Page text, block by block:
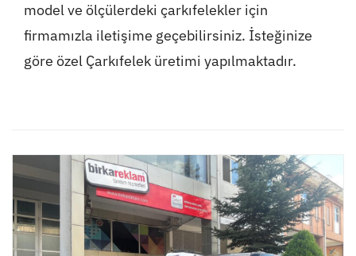
model ve ölçülerdeki çarkıfelekler için
firmamızla iletişime geçebilirsiniz. İsteğinize
göre özel Çarkıfelek üretimi yapılmaktadır.